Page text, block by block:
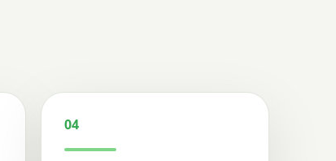
04